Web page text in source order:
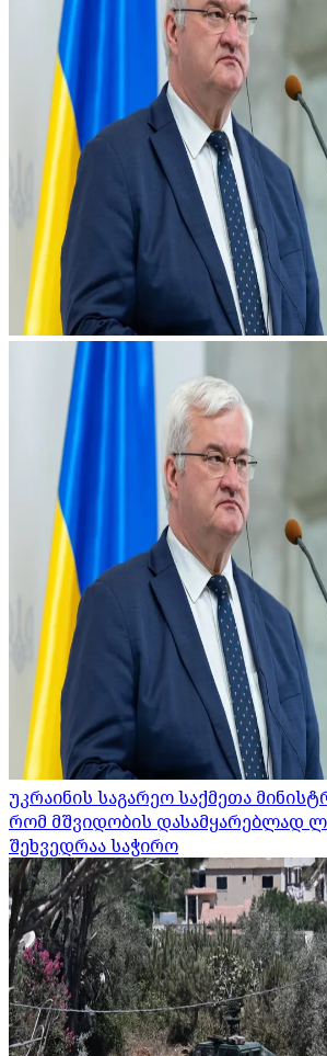
უკრაინის საგარეო საქმეთა
რომ მშვიდობის დასამყარებლად
შეხვედრაა საჭირო